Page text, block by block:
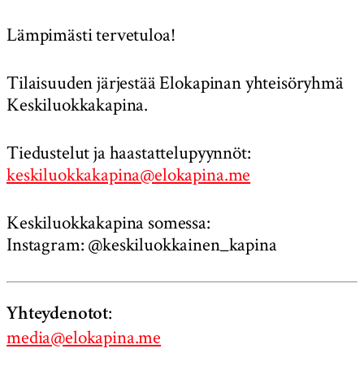
Lämpimästi tervetuloa!
Tilaisuuden järjestää Elokapinan yhteisöryhmä
Keskiluokkakapina.
Tiedustelut ja haastattelupyynnöt:
keskiluokkakapina@elokapina.me
Keskiluokkakapina somessa:
Instagram: @keskiluokkainen_kapina
Yhteydenotot:
media@elokapina.me